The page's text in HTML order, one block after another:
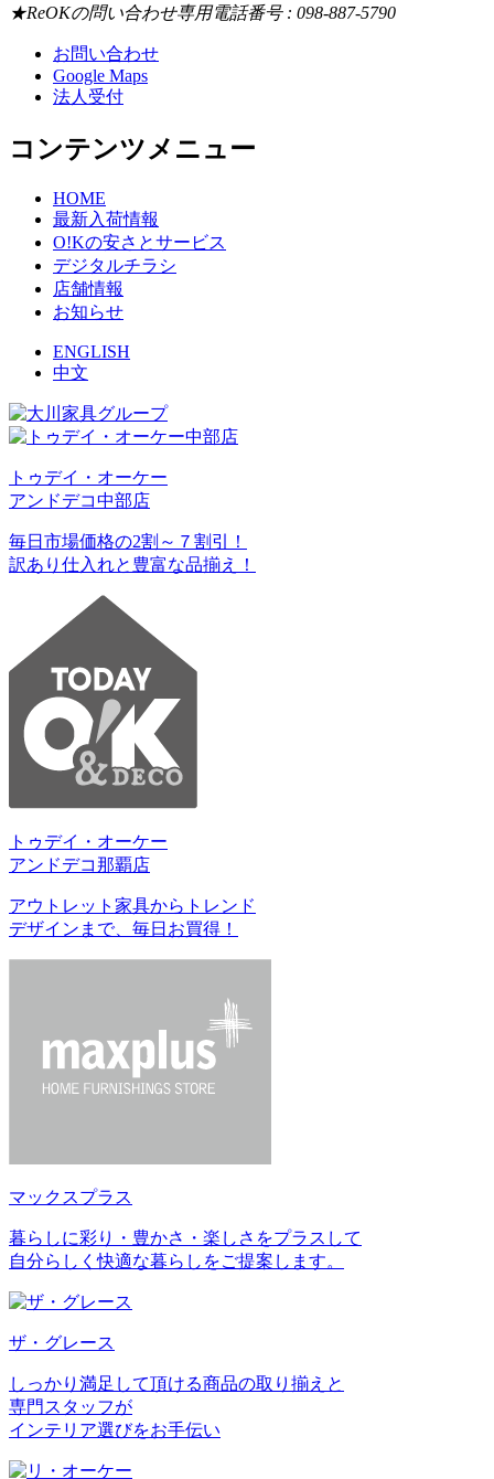
★ReOKの問い合わせ専用電話番号 : 098-887-5790
お問い合わせ
Google Maps
法人受付
コンテンツメニュー
HOME
最新入荷情報
O!Kの安さとサービス
デジタルチラシ
店舗情報
お知らせ
ENGLISH
中文
トゥデイ・オーケー
アンドデコ中部店
毎日市場価格の2割～７割引！
訳あり仕入れと豊富な品揃え！
トゥデイ・オーケー
アンドデコ那覇店
アウトレット家具からトレンド
デザインまで、毎日お買得！
マックスプラス
暮らしに彩り・豊かさ・楽しさをプラスして
自分らしく快適な暮らしをご提案します。
ザ・グレース
しっかり満足して頂ける商品の取り揃えと
専門スタッフが
インテリア選びをお手伝い